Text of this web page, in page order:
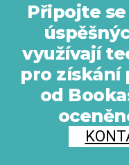
Připojte
využívají
pro získání
od